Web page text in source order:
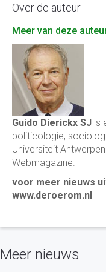
Over de auteur
Meer van deze
Guido Dierickx SJ is
politicologie,
Universiteit
Webmagazine.
voor meer nieuws
www.deroerom.nl
Meer nieuws